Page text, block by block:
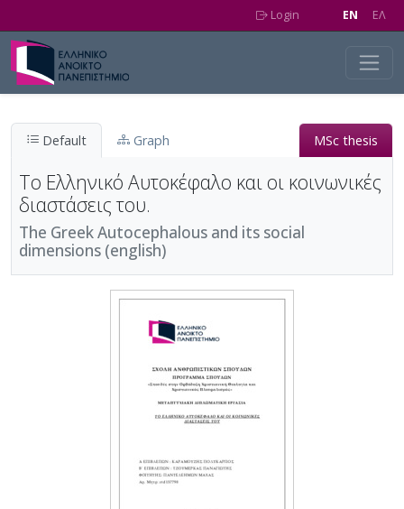
Login EN EΛ
Default Graph MSc thesis
Το Ελληνικό Αυτοκέφαλο και οι κοινωνικές
διαστάσεις του.
The Greek Autocephalous and its social
dimensions (english)